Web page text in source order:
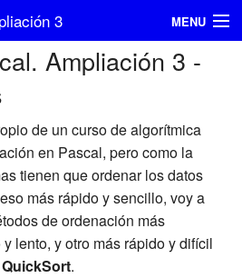
3 MENU
Ampliación 3 -
de un curso de algorítmica
en Pascal, pero como la
tienen que ordenar los datos
más rápido y sencillo, voy a
de ordenación más
lento, y otro más rápido y difícil
QuickSort.